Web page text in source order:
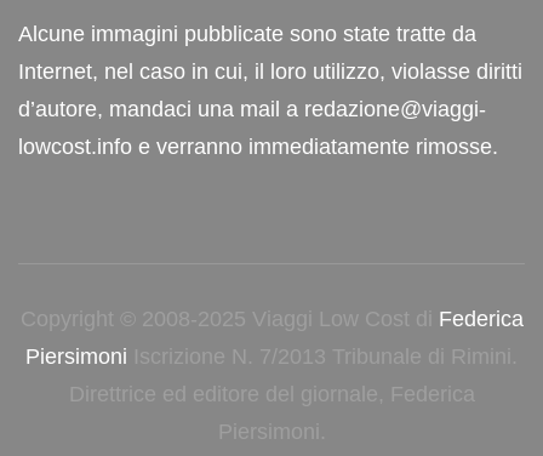
Alcune immagini pubblicate sono state tratte da
Internet, nel caso in cui, il loro utilizzo, violasse diritti
d’autore, mandaci una mail a redazione@viaggi-
lowcost.info e verranno immediatamente rimosse.
Copyright © 2008-2025 Viaggi Low Cost di Federica
Piersimoni Iscrizione N. 7/2013 Tribunale di Rimini.
Direttrice ed editore del giornale, Federica
Piersimoni.